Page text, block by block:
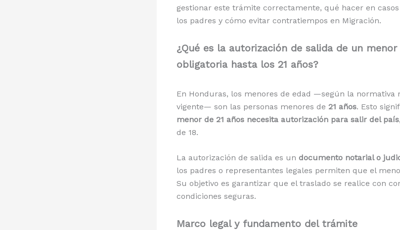
gestionar este trámite correctamente, qué hacer en
los padres y cómo evitar contratiempos en Migración.
¿Qué es la autorización de salida de un
obligatoria hasta los 21 años?
En Honduras, los menores de edad —según la normativa
vigente— son las personas menores de 21 años. Esto
menor de 21 años necesita autorización para salir del país
de 18.
La autorización de salida es un documento notarial o
los padres o representantes legales permiten que el
Su objetivo es garantizar que el traslado se realice con
condiciones seguras.
Marco legal y fundamento del trámite